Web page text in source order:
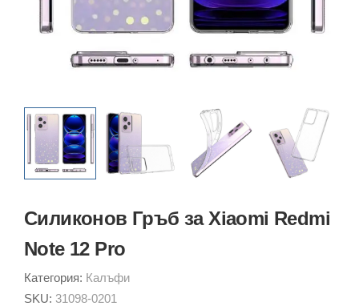
Силиконов Гръб за Xiaomi Redmi
Note 12 Pro
Категория: Калъфи
SKU: 31098-0201